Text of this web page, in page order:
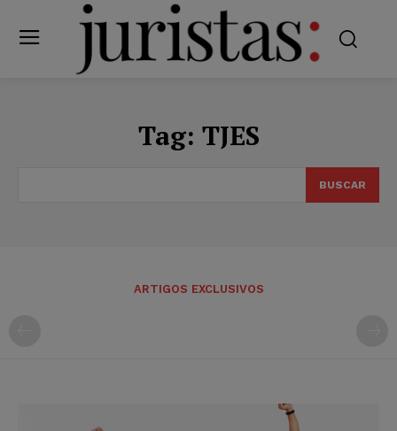
Tag: TJES
BUSCAR
ARTIGOS EXCLUSIVOS